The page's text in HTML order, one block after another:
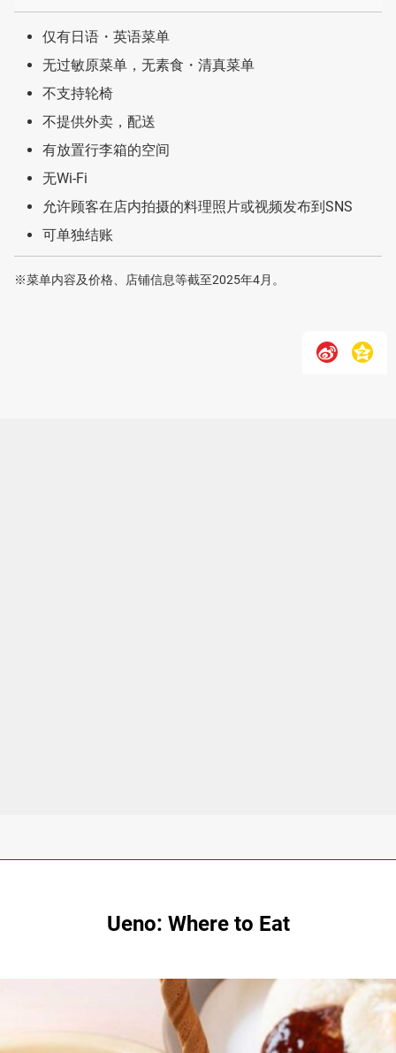
仅有日语・英语菜单
无过敏原菜单，无素食・清真菜单
不支持轮椅
不提供外卖，配送
有放置行李箱的空间
无Wi-Fi
允许顾客在店内拍摄的料理照片或视频发布到SNS
可单独结账
※菜单内容及价格、店铺信息等截至2025年4月。
Ueno: Where to Eat